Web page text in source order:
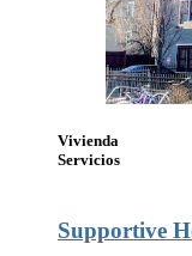
Vivienda
Servicios
Supportive